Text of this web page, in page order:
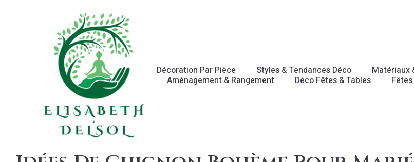
Décoration Par Pièce Styles & Tendances Déco
Matériaux
Aménagement & Rangement
Déco Fêtes & Tables